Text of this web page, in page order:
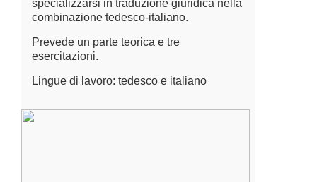
specializzarsi in traduzione giuridica nella
combinazione tedesco-italiano.
Prevede un parte teorica e tre
esercitazioni.
Lingue di lavoro: tedesco e italiano